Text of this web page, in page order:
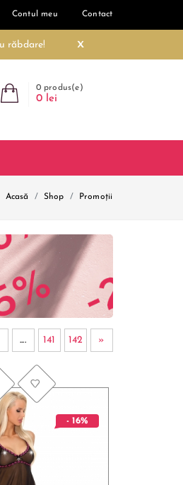
Contul meu Contact
răbdare! x
0 produs(e)
0 lei
Acasă Shop Promoții
.... 141 142 »
- 16%